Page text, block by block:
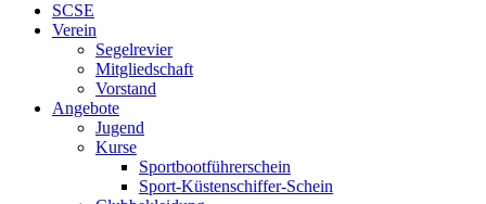
SCSE
Verein
Segelrevier
Mitgliedschaft
Vorstand
Angebote
Jugend
Kurse
Sportbootführerschein
Sport-Küstenschiffer-Schein